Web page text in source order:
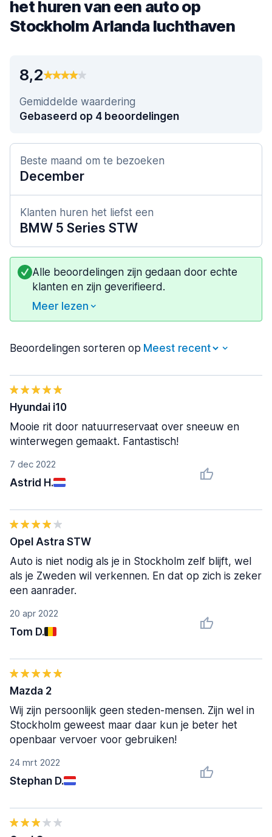
het huren van een auto op
Stockholm Arlanda luchthaven
8,2
Gemiddelde waardering
Gebaseerd op 4 beoordelingen
Beste maand om te bezoeken
December
Klanten huren het liefst een
BMW 5 Series STW
Alle beoordelingen zijn gedaan door echte
klanten en zijn geverifieerd.
Meer lezen
Beoordelingen sorteren op
7 dec 2022
Astrid H.
Hyundai i10
Mooie rit door natuurreservaat over sneeuw en
winterwegen gemaakt. Fantastisch!
20 apr 2022
Tom D.
Opel Astra STW
Auto is niet nodig als je in Stockholm zelf blijft, wel
als je Zweden wil verkennen. En dat op zich is zeker
een aanrader.
24 mrt 2022
Stephan D.
Mazda 2
Wij zijn persoonlijk geen steden-mensen. Zijn wel in
Stockholm geweest maar daar kun je beter het
openbaar vervoer voor gebruiken!